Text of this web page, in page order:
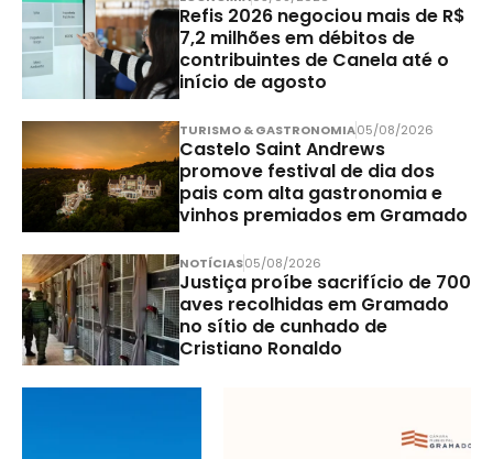
Refis 2026 negociou mais de R$
7,2 milhões em débitos de
contribuintes de Canela até o
início de agosto
TURISMO & GASTRONOMIA05/08/2026
Castelo Saint Andrews
promove festival de dia dos
pais com alta gastronomia e
vinhos premiados em Gramado
NOTÍCIAS05/08/2026
Justiça proíbe sacrifício de 700
aves recolhidas em Gramado
no sítio de cunhado de
Cristiano Ronaldo